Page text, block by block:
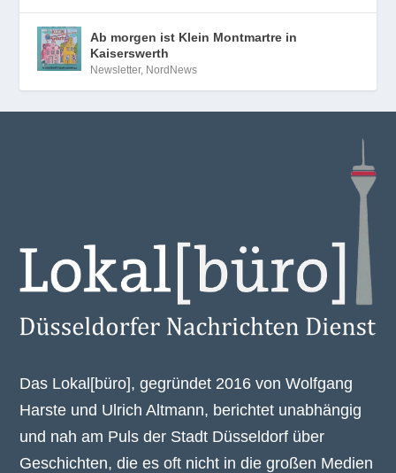
Ab morgen ist Klein Montmartre in
Kaiserswerth
Newsletter, NordNews
Das Lokal[büro], gegründet 2016 von Wolfgang
Harste und Ulrich Altmann, berichtet unabhängig
und nah am Puls der Stadt Düsseldorf über
Geschichten, die es oft nicht in die großen Medien